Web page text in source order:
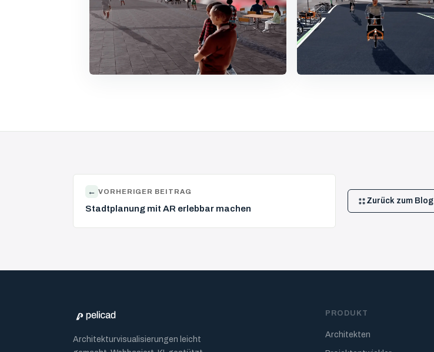
← VORHERIGER BEITRAG
Stadtplanung mit AR erlebbar machen
Zurück zum Blog
Architekturvisualisierungen leicht
PRODUKT
Architekten